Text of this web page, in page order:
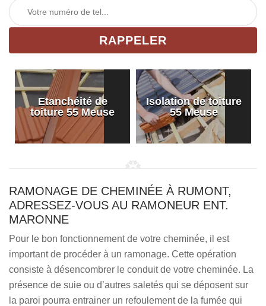
Etanchéité de
toiture 55 Meuse
Isolation de toiture
55 Meuse
RAMONAGE DE CHEMINÉE À RUMONT,
ADRESSEZ-VOUS AU RAMONEUR ENT.
MARONNE
Pour le bon fonctionnement de votre cheminée, il est
important de procéder à un ramonage. Cette opération
consiste à désencombrer le conduit de votre cheminée. La
présence de suie ou d’autres saletés qui se déposent sur
la paroi pourra entrainer un refoulement de la fumée qui